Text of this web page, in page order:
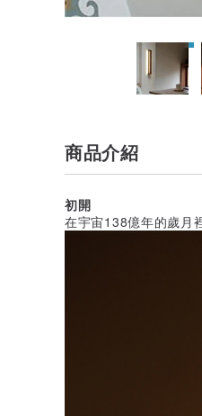
商品介紹
初開
在宇宙138億年的歲月